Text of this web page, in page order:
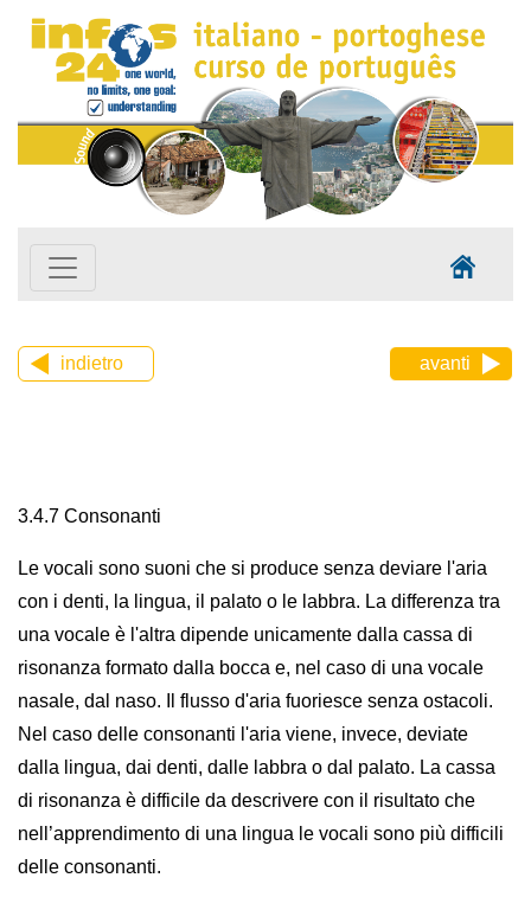
indietro avanti
3.4.7 Consonanti
Le vocali sono suoni che si produce senza deviare l'aria
con i denti, la lingua, il palato o le labbra. La differenza tra
una vocale è l'altra dipende unicamente dalla cassa di
risonanza formato dalla bocca e, nel caso di una vocale
nasale, dal naso. Il flusso d'aria fuoriesce senza ostacoli.
Nel caso delle consonanti l'aria viene, invece, deviate
dalla lingua, dai denti, dalle labbra o dal palato. La cassa
di risonanza è difficile da descrivere con il risultato che
nell’apprendimento di una lingua le vocali sono più difficili
delle consonanti.